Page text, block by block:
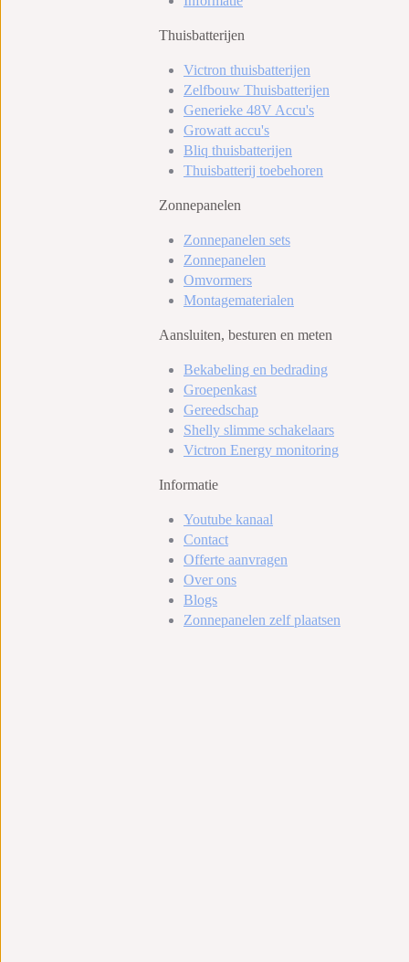
Vakantie
Wegens vakantie zijn we momenteel op
gewenst!
Filters
Prijs
Thuisbatterijen
Victron thuisbatterijen
Zelfbouw Thuisbatterijen
Generieke 48V Accu's
Growatt accu's
Bliq thuisbatterijen
Thuisbatterij toebehoren
Zonnepanelen
Zonnepanelen sets
Zonnepanelen
Omvormers
Montagematerialen
Aansluiten, besturen en meten
Bekabeling en bedrading
Groepenkast
Gereedschap
Shelly slimme schakelaars
Victron Energy monitoring
Informatie
Youtube kanaal
Contact
Offerte aanvragen
Over ons
Blogs
Zonnepanelen zelf plaatsen